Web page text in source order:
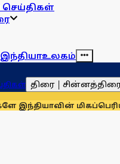
இந்தியாஉலகம்
திரை |
மிகப்பெரிய பலம்: